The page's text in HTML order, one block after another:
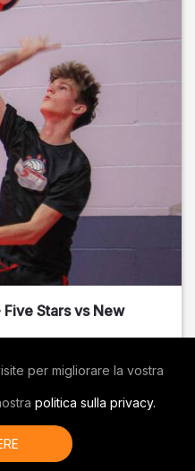
Stars vs New
per migliorare la vostra
politica sulla privacy.